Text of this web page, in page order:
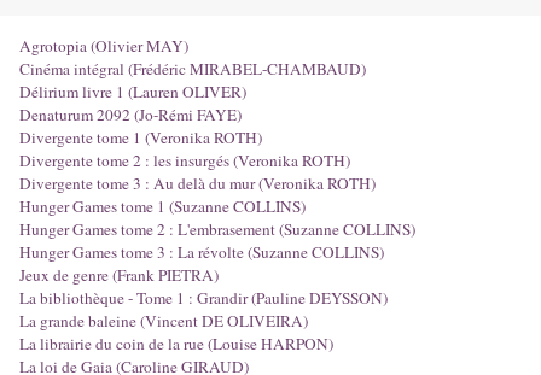
Agrotopia (Olivier MAY)
Cinéma intégral (Frédéric MIRABEL-CHAMBAUD)
Délirium livre 1 (Lauren OLIVER)
Denaturum 2092 (Jo-Rémi FAYE)
Divergente tome 1 (Veronika ROTH)
Divergente tome 2 : les insurgés (Veronika ROTH)
Divergente tome 3 : Au delà du mur (Veronika ROTH)
Hunger Games tome 1 (Suzanne COLLINS)
Hunger Games tome 2 : L'embrasement (Suzanne COLLINS)
Hunger Games tome 3 : La révolte (Suzanne COLLINS)
Jeux de genre (Frank PIETRA)
La bibliothèque - Tome 1 : Grandir (Pauline DEYSSON)
La grande baleine (Vincent DE OLIVEIRA)
La librairie du coin de la rue (Louise HARPON)
La loi de Gaia (Caroline GIRAUD)